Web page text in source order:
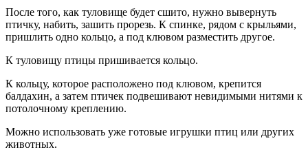
После того, как туловище будет сшито, нужно вывернуть
птичку, набить, зашить прорезь. К спинке, рядом с крыльями,
пришлить одно кольцо, а под клювом разместить другое.
К туловищу птицы пришивается кольцо.
К кольцу, которое расположено под клювом, крепится
балдахин, а затем птичек подвешивают невидимыми нитями к
потолочному креплению.
Можно использовать уже готовые игрушки птиц или других
животных.